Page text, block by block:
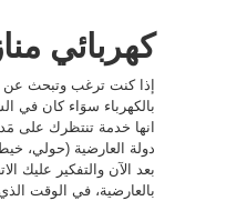
كهربائي
إذا كنت ترغب وتبحث عن
بالكهرباء سوَاء كان في
دولة العارضية (حولي،
بعد الآن والتفكير عليك
بالعارضية، في الوقت